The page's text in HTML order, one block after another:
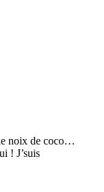
noix de coco…
! J’suis